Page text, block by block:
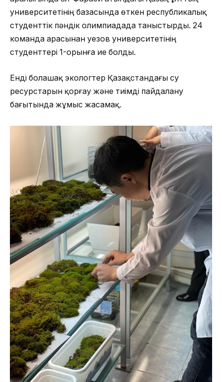
университетінің базасында өткен республикалық
студенттік пәндік олимпиадада таныстырды. 24
команда арасынан Әуезов университетінің
студенттері 1-орынға ие болды.
Енді болашақ экологтер Қазақстандағы су
ресурстарын қорғау және тиімді пайдалану
бағытында жұмыс жасамақ.